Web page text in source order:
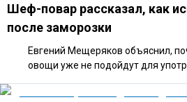
Шеф-повар рассказал, как
после заморозки
Евгений Мещеряков объяснил,
овощи уже не подойдут для